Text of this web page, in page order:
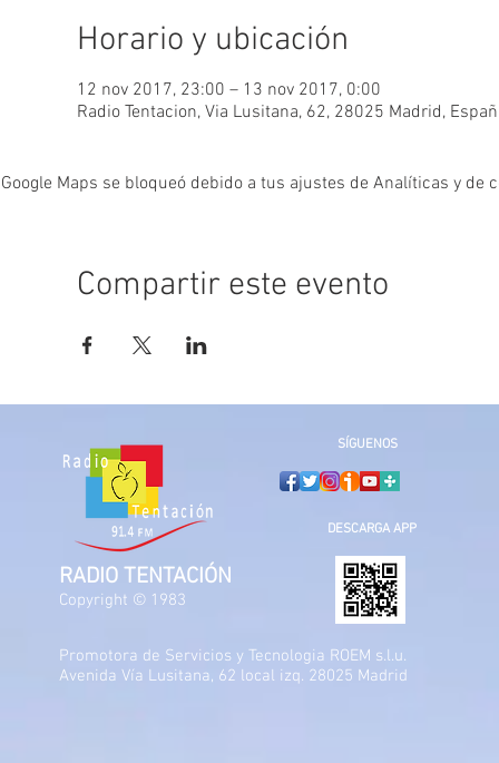
Horario y ubicación
12 nov 2017, 23:00 – 13 nov 2017, 0:00
Radio Tentacion, Via Lusitana, 62, 28025 Madrid,
Google Maps se bloqueó debido a tus ajustes de Analíticas y de
Compartir este evento
SÍGUENOS
DESCARGA APP
RADIO TENTACIÓN
Copyright © 1983
Promotora de Servicios y Tecnologia ROEM s.l.u.
Avenida Vía Lusitana, 62 local izq. 28025 Madrid